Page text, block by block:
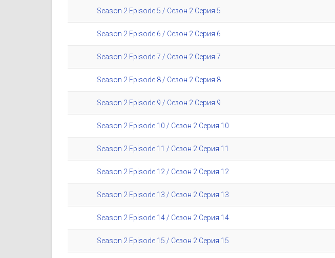
Season 2 Episode 5 / Сезон 2 Серия 5
Season 2 Episode 6 / Сезон 2 Серия 6
Season 2 Episode 7 / Сезон 2 Серия 7
Season 2 Episode 8 / Сезон 2 Серия 8
Season 2 Episode 9 / Сезон 2 Серия 9
Season 2 Episode 10 / Сезон 2 Серия 10
Season 2 Episode 11 / Сезон 2 Серия 11
Season 2 Episode 12 / Сезон 2 Серия 12
Season 2 Episode 13 / Сезон 2 Серия 13
Season 2 Episode 14 / Сезон 2 Серия 14
Season 2 Episode 15 / Сезон 2 Серия 15